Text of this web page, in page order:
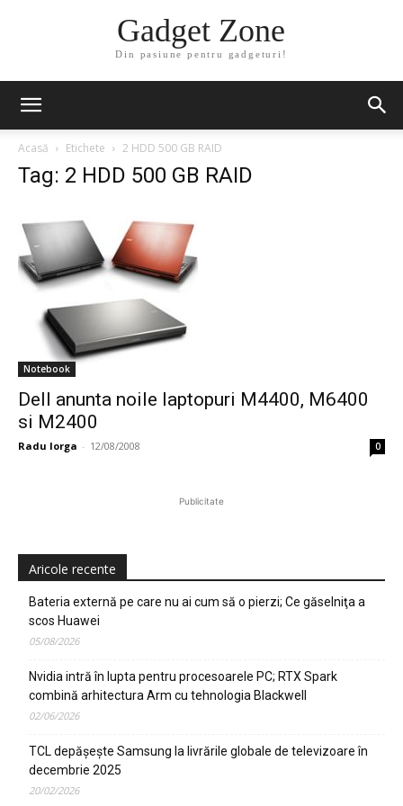
Gadget Zone
Din pasiune pentru gadgeturi!
Acasă Etichete 2 HDD 500 GB RAID
Tag: 2 HDD 500 GB RAID
Notebook
Dell anunta noile laptopuri M4400, M6400
si M2400
Radu Iorga - 12/08/2008 0
Publicitate
Aricole recente
Bateria externă pe care nu ai cum să o pierzi; Ce găselniţa a
scos Huawei
05/08/2026
Nvidia intră în lupta pentru procesoarele PC; RTX Spark
combină arhitectura Arm cu tehnologia Blackwell
02/06/2026
TCL depășește Samsung la livrările globale de televizoare în
decembrie 2025
20/02/2026